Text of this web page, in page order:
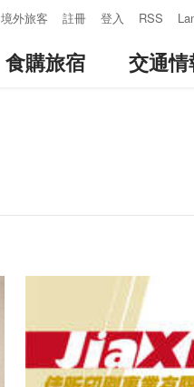
境外旅客 註冊 登入 RSS
食購旅宿 交通情